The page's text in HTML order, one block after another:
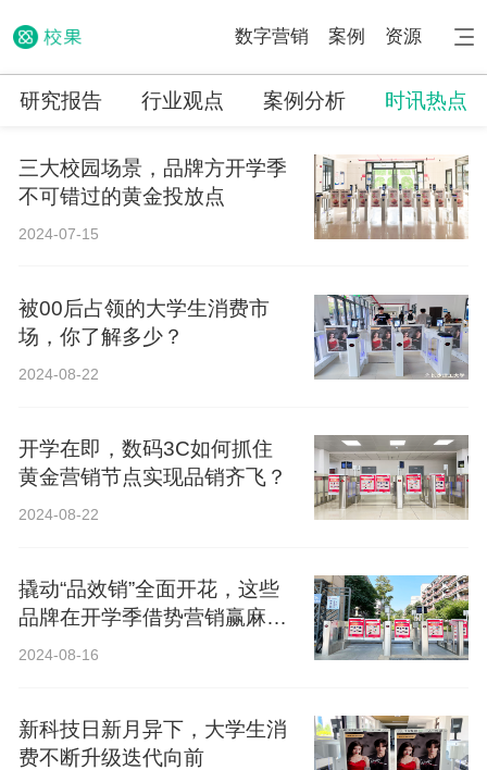
数字营销 案例 资源
研究报告 行业观点 案例分析 时讯热点
三大校园场景，品牌方开学季
不可错过的黄金投放点
2024-07-15
被00后占领的大学生消费市
场，你了解多少？
2024-08-22
开学在即，数码3C如何抓住
黄金营销节点实现品销齐飞？
2024-08-22
撬动“品效销”全面开花，这些
品牌在开学季借势营销赢麻
了！
2024-08-16
新科技日新月异下，大学生消
费不断升级迭代向前